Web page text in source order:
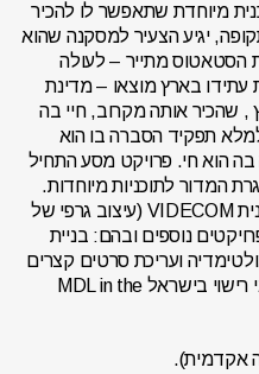
מיוחדת שתאפשר לו להכיר
יגיע הצעיר למסקנה שהוא
הסטאטוס מתייר – לעולה
בארץ מוצאו – מדינת
, שהכיר אותה מקרוב, חיי בה
תפקיד הסברה בו הוא
הוא חי. פרויקט מסע התחיל
בשנת 2008 במסגרת המדור לתוכניות מיוחדות.
תוכנית ראשונה שהפעלנו הייתה תוכנית VIDECOM (עיצוב גרפי של
נוספים ובהם: בניית
ועריכת סרטים קצרים
(דוקו), תוכנית הכנת רופאים למבחני רישוי בישראל MDL in the